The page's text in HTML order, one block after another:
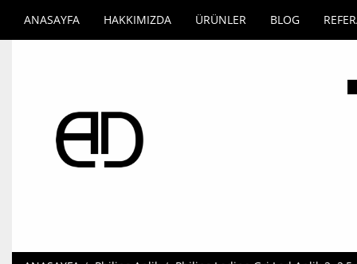
ANASAYFA HAKKIMIZDA ÜRÜNLER BLOG